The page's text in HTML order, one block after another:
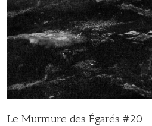
Le Murmure des Égarés #20